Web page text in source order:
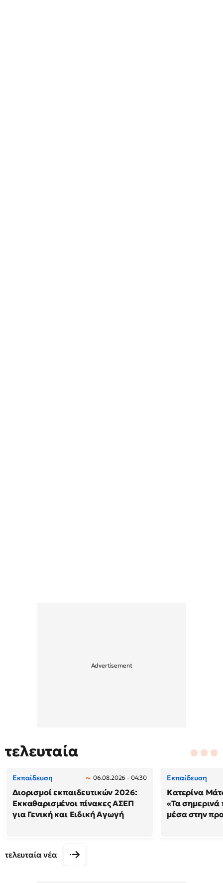
τελευταία
Εκπαίδευση 06.08.2026 - 04:30
Διορισμοί εκπαιδευτικών 2026:
Εκκαθαρισμένοι πίνακες ΑΣΕΠ
για Γενική και Ειδική Αγωγή
Εκπαίδευση
Κατερίνα
«Τα σημερινά
μέσα στην
τελευταία νέα